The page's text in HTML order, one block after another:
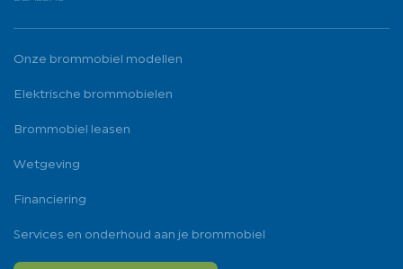
Onze brommobiel modellen
Elektrische brommobielen
Brommobiel leasen
Wetgeving
Financiering
Services en onderhoud aan je brommobiel